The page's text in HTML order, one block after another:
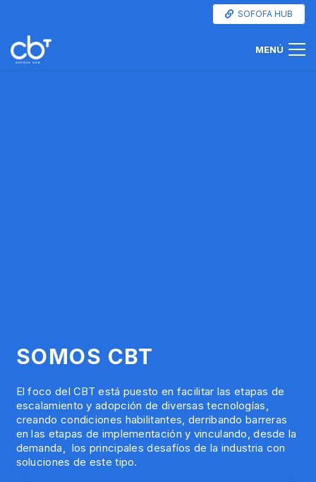
SOFOFA HUB
MENÚ
SOMOS CBT
El foco del CBT está puesto en facilitar las etapas de
escalamiento y adopción de diversas tecnologías,
creando condiciones habilitantes, derribando barreras
en las etapas de implementación y vinculando, desde la
demanda, los principales desafíos de la industria con
soluciones de este tipo.